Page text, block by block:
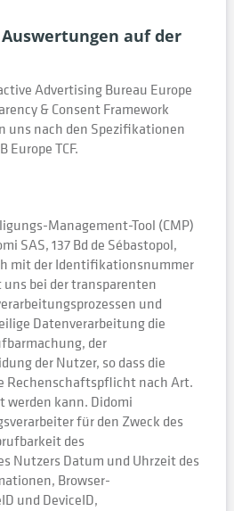
auf der
Advertising Bureau Europe
& Consent Framework
uns nach den Spezifikationen
Europe TCF.
Management-Tool (CMP)
SAS, 137 Bd de Sébastopol,
mit der Identifikationsnummer
bei der transparenten
und
Datenverarbeitung die
der
der Nutzer, so dass die
Rechenschaftspflicht nach Art.
werden kann. Didomi
für den Zweck des
des
Nutzers Datum und Uhrzeit des
Browser-
und DeviceID,